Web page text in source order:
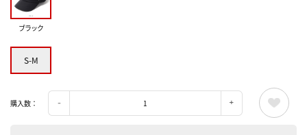
ブラック
S-M
購入数：